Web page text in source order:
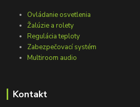
Ovládanie osvetlenia
Žalúzie a rolety
Regulácia teploty
Zabezpečovací systém
Multiroom audio
Kontakt